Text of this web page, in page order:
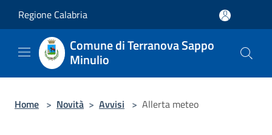
Regione Calabria
Comune di Terranova Sappo
Minulio
Home > Novità > Avvisi > Allerta meteo